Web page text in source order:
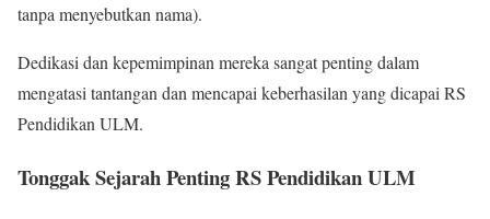
tanpa menyebutkan nama).
Dedikasi dan kepemimpinan mereka sangat penting dalam
mengatasi tantangan dan mencapai keberhasilan yang dicapai RS
Pendidikan ULM.
Tonggak Sejarah Penting RS Pendidikan ULM